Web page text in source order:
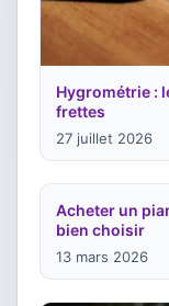
Hygrométrie :
frettes
27 juillet 2026
Acheter un
bien choisir
13 mars 2026